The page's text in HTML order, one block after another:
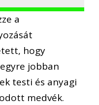
a
hogy
jobban
testi és anyagi
medvék.